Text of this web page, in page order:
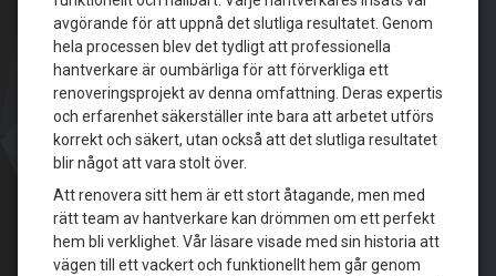
avgörande för att uppnå det slutliga resultatet. Genom
hela processen blev det tydligt att professionella
hantverkare är oumbärliga för att förverkliga ett
renoveringsprojekt av denna omfattning. Deras expertis
och erfarenhet säkerställer inte bara att arbetet utförs
korrekt och säkert, utan också att det slutliga resultatet
blir något att vara stolt över.
Att renovera sitt hem är ett stort åtagande, men med
rätt team av hantverkare kan drömmen om ett perfekt
hem bli verklighet. Vår läsare visade med sin historia att
vägen till ett vackert och funktionellt hem går genom